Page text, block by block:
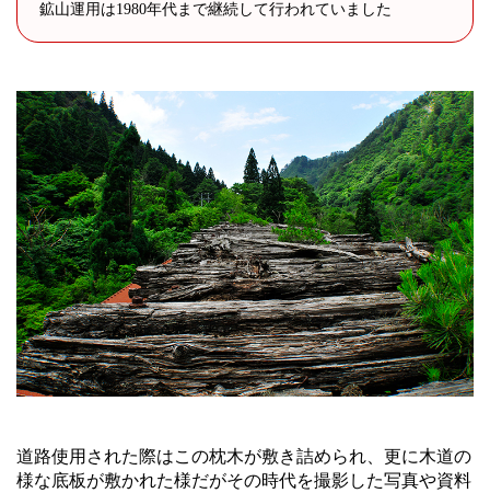
鉱山運用は1980年代まで継続して行われていました
道路使用された際はこの枕木が敷き詰められ、更に木道の
様な底板が敷かれた様だがその時代を撮影した写真や資料